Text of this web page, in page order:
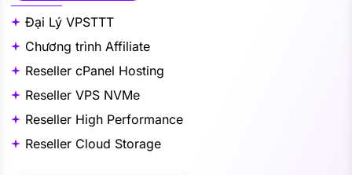
Đại Lý VPSTTT
Chương trình Affiliate
Reseller cPanel Hosting
Reseller VPS NVMe
Reseller High Performance
Reseller Cloud Storage